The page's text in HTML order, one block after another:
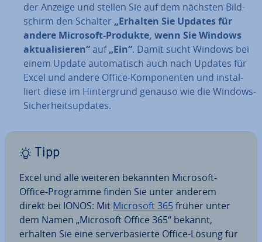
der Anzeige und stellen Sie auf dem nächsten Bild­
schirm den Schalter „Erhalten Sie Updates für
andere Microsoft-Produkte, wenn Sie Windows
ak­tua­li­sie­ren“auf„Ein“. Damit sucht Windows bei
einem Update au­to­ma­tisch auch nach Updates für
Excel und andere Office-Kom­po­nen­ten und in­stal­
liert diese im Hin­ter­grund genauso wie die Windows-
Si­cher­heits­up­dates.
Tipp
Excel und alle weiteren bekannten Microsoft-
Office-Programme finden Sie unter anderem
direkt bei IONOS: Mit Microsoft 365früher unter
dem Namen „Microsoft Office 365“ bekannt,
erhalten Sie eine ser­ver­ba­sier­te Office-Lösung für